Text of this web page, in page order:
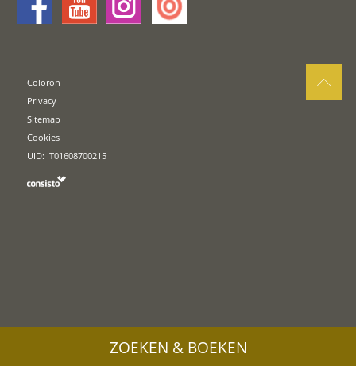
Coloron
Privacy
Sitemap
Cookies
UID: IT01608700215
ZOEKEN & BOEKEN